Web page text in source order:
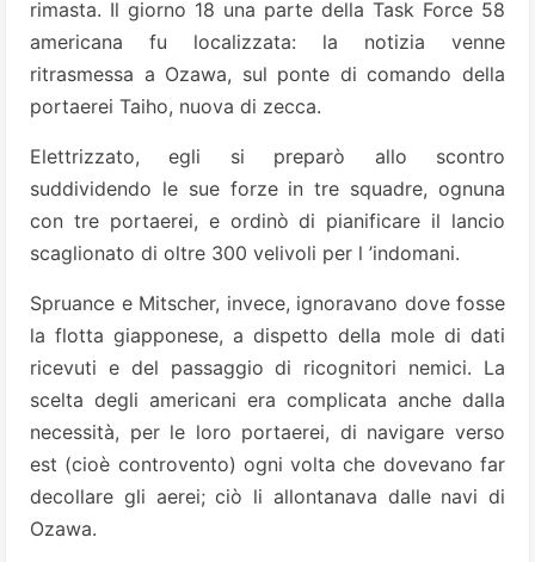
rimasta. Il giorno 18 una parte della Task Force 58
americana fu localizzata: la notizia venne
ritrasmessa a Ozawa, sul ponte di comando della
portaerei Taiho, nuova di zecca.
Elettrizzato, egli si preparò allo scontro
suddividendo le sue forze in tre squadre, ognuna
con tre portaerei, e ordinò di pianificare il lancio
scaglionato di oltre 300 velivoli per l ’indomani.
Spruance e Mitscher, invece, ignoravano dove fosse
la flotta giapponese, a dispetto della mole di dati
ricevuti e del passaggio di ricognitori nemici. La
scelta degli americani era complicata anche dalla
necessità, per le loro portaerei, di navigare verso
est (cioè controvento) ogni volta che dovevano far
decollare gli aerei; ciò li allontanava dalle navi di
Ozawa.